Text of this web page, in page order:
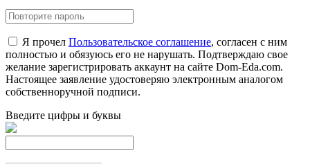
Я прочел Пользовательское соглашение, согласен с ним
полностью и обязуюсь его не нарушать. Подтверждаю свое
желание зарегистрировать аккаунт на сайте Dom-Eda.com.
Настоящее заявление удостоверяю электронным аналогом
собственноручной подписи.
Введите цифры и буквы